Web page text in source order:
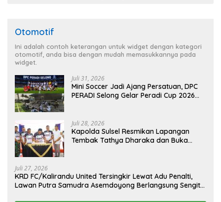
Otomotif
Ini adalah contoh keterangan untuk widget dengan kategori
otomotif, anda bisa dengan mudah memasukkannya pada
widget.
Juli 31, 2026
Mini Soccer Jadi Ajang Persatuan, DPC
PERADI Selong Gelar Peradi Cup 2026
Juli 28, 2026
Kapolda Sulsel Resmikan Lapangan
Tembak Tathya Dharaka dan Buka
Juli 27, 2026
KRD FC/Kalirandu United Tersingkir Lewat Adu Penalti,
Lawan Putra Samudra Asemdoyong Berlangsung Sengit